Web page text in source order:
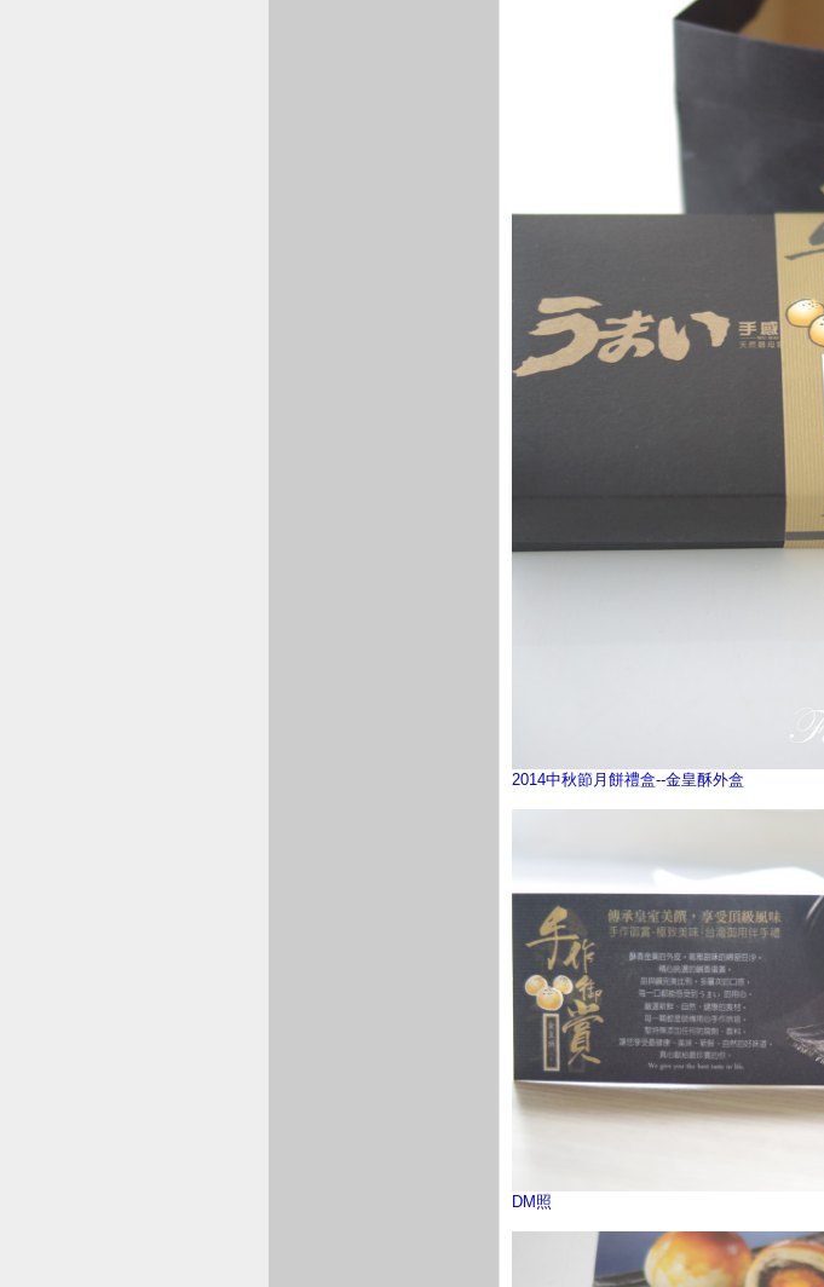
2014中秋節月餅禮盒--金皇酥外盒
DM照